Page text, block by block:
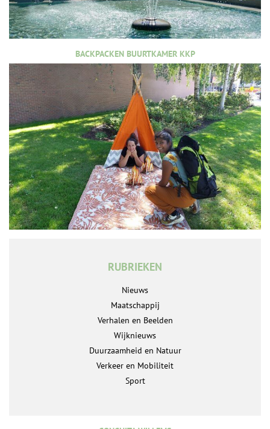
BACKPACKEN BUURTKAMER KKP
RUBRIEKEN
Nieuws
Maatschappij
Verhalen en Beelden
Wijknieuws
Duurzaamheid en Natuur
Verkeer en Mobiliteit
Sport